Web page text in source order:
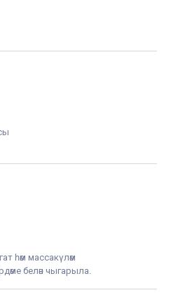
һәм массакүләм
белән чыгарыла.